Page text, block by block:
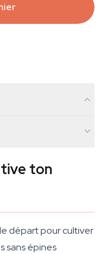
ton
départ pour cultiver
sans épines